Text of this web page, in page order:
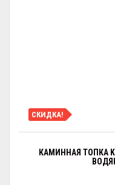
СКИДКА!
КАМИННАЯ ТОПКА